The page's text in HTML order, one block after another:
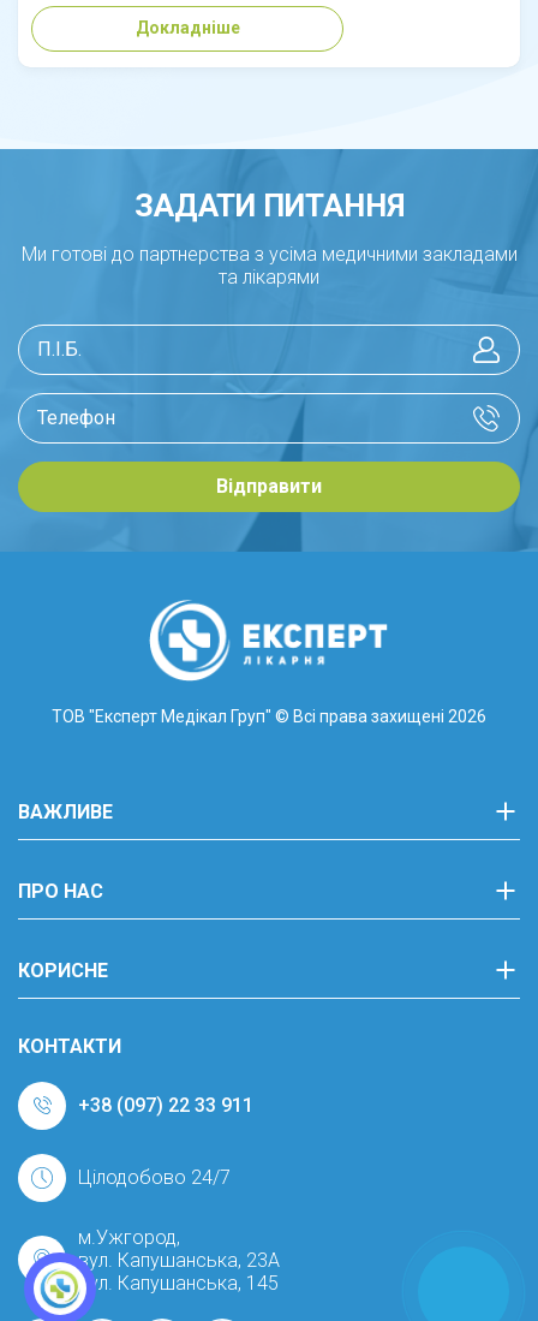
Докладніше
ЗАДАТИ ПИТАННЯ
Ми готові до партнерства з усіма медичними закладами
та лікарями
Відправити
ТОВ "Експерт Медікал Груп" © Всі права захищені 2026
ВАЖЛИВЕ
ПРО НАС
КОРИСНЕ
КОНТАКТИ
+38 (097) 22 33 911
Цілодобово 24/7
м.Ужгород,
вул. Капушанська, 23А
вул. Капушанська, 145